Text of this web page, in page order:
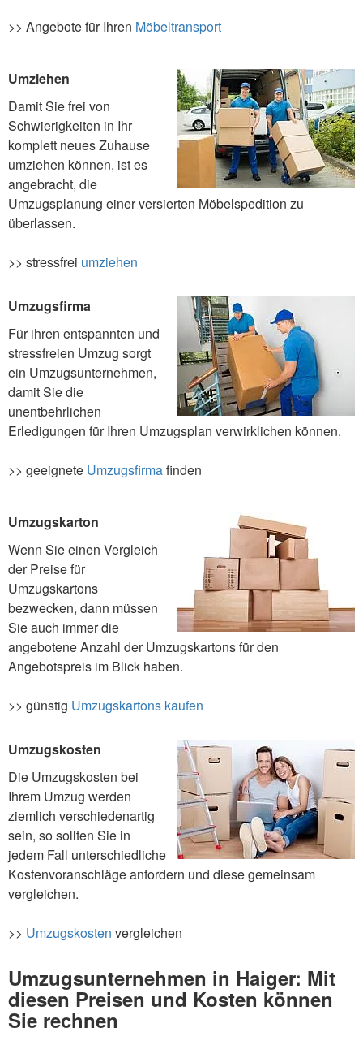
>> Angebote für Ihren Möbeltransport
Umziehen
Damit Sie frei von
Schwierigkeiten in Ihr
komplett neues Zuhause
umziehen können, ist es
angebracht, die
Umzugsplanung einer versierten Möbelspedition zu
überlassen.
>> stressfrei umziehen
Umzugsfirma
Für ihren entspannten und
stressfreien Umzug sorgt
ein Umzugsunternehmen,
damit Sie die
unentbehrlichen
Erledigungen für Ihren Umzugsplan verwirklichen können.
>> geeignete Umzugsfirmafinden
Umzugskarton
Wenn Sie einen Vergleich
der Preise für
Umzugskartons
bezwecken, dann müssen
Sie auch immer die
angebotene Anzahl der Umzugskartons für den
Angebotspreis im Blick haben.
>> günstig Umzugskartons kaufen
Umzugskosten
Die Umzugskosten bei
Ihrem Umzug werden
ziemlich verschiedenartig
sein, so sollten Sie in
jedem Fall unterschiedliche
Kostenvoranschläge anfordern und diese gemeinsam
vergleichen.
>> Umzugskosten vergleichen
Umzugsunternehmen in Haiger: Mit
diesen Preisen und Kosten können
Sie rechnen